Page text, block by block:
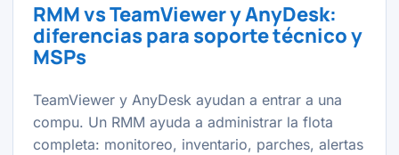
RMM vs TeamViewer y AnyDesk:
diferencias para soporte técnico y
MSPs
TeamViewer y AnyDesk ayudan a entrar a una
compu. Un RMM ayuda a administrar la flota
completa: monitoreo, inventario, parches, alertas